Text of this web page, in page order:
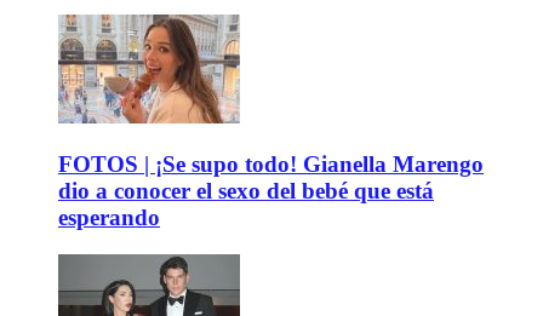
FOTOS | ¡Se supo todo! Gianella Marengo
dio a conocer el sexo del bebé que está
esperando